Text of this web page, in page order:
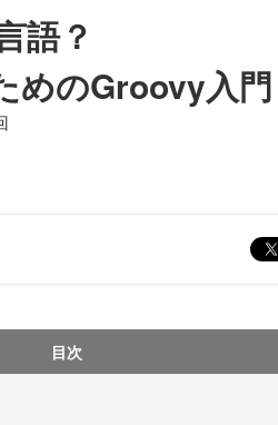
語？
めのGroovy入門
目次